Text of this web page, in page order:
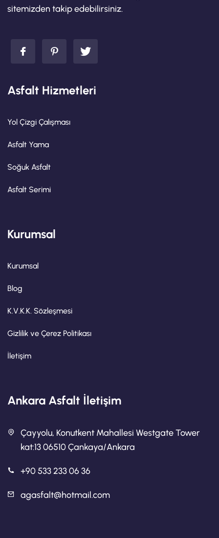
sitemizden takip edebilirsiniz.
Asfalt Hizmetleri
Yol Çizgi Çalışması
Asfalt Yama
Soğuk Asfalt
Asfalt Serimi
Kurumsal
Kurumsal
Blog
K.V.K.K. Sözleşmesi
Gizlilik ve Çerez Politikası
İletişim
Ankara Asfalt İletişim
Çayyolu, Konutkent Mahallesi Westgate Tower
kat:13 06510 Çankaya/Ankara
+90 533 233 06 36
agasfalt@hotmail.com